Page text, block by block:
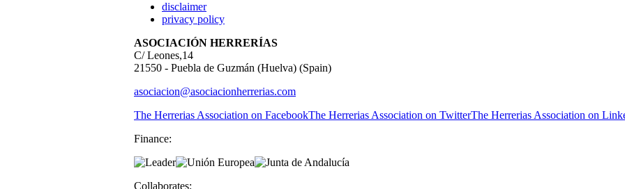
disclaimer
privacy policy
ASOCIACIÓN HERRERÍAS
C/ Leones,14
21550 - Puebla de Guzmán (Huelva) (Spain)
asociacion@asociacionherrerias.com
The Herrerias Association on FacebookThe Herrerias Association on TwitterThe Herrerias Association on
Finance:
Collaborates: